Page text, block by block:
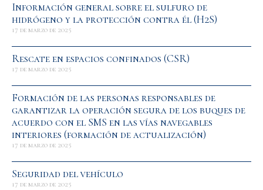
Información general sobre el sulfuro de
hidrógeno y la protección contra él (H2S)
17 de marzo de 2025
Rescate en espacios confinados (CSR)
17 de marzo de 2025
Formación de las personas responsables de
garantizar la operación segura de los buques de
acuerdo con el SMS en las vías navegables
interiores (formación de actualización)
17 de marzo de 2025
Seguridad del vehículo
17 de marzo de 2025